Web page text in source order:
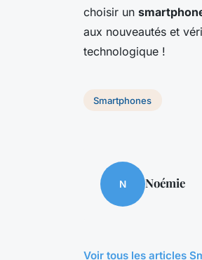
choisir un
aux nouveautés et
technologique !
Smartphones
N Noémie
Voir tous les articles